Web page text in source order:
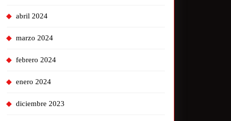
abril 2024
marzo 2024
febrero 2024
enero 2024
diciembre 2023